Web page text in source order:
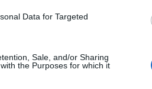
Data for Targeted
Sale, and/or Sharing
the Purposes for which it
>OA<